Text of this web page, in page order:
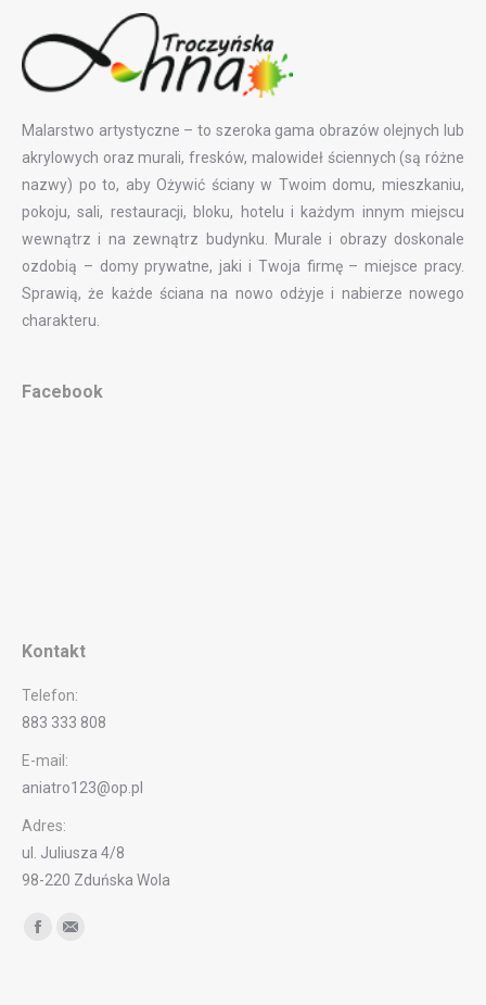
Malarstwo artystyczne – to szeroka gama obrazów olejnych lub
akrylowych oraz murali, fresków, malowideł ściennych (są różne
nazwy) po to, aby Ożywić ściany w Twoim domu, mieszkaniu,
pokoju, sali, restauracji, bloku, hotelu i każdym innym miejscu
wewnątrz i na zewnątrz budynku. Murale i obrazy doskonale
ozdobią – domy prywatne, jaki i Twoja firmę – miejsce pracy.
Sprawią, że każde ściana na nowo odżyje i nabierze nowego
charakteru.
Facebook
Kontakt
Telefon:
883 333 808
E-mail:
aniatro123@op.pl
Adres:
ul. Juliusza 4/8
98-220 Zduńska Wola
Find us on: